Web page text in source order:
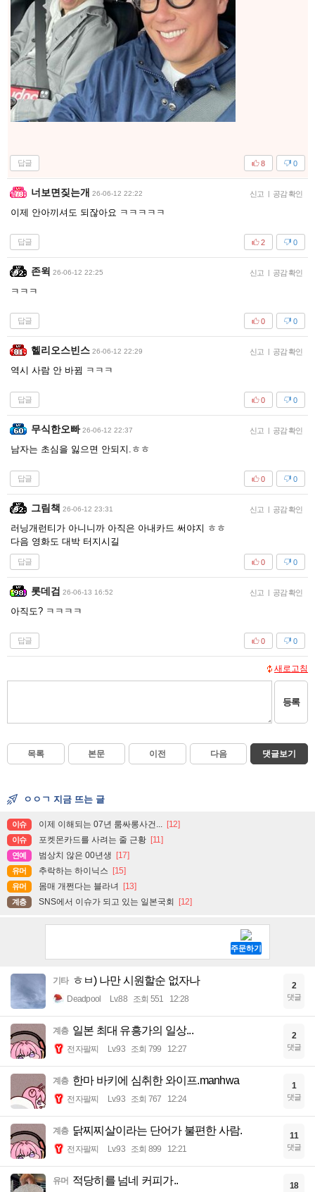
답글 0
8
너보면짖는개 26-06-12 22:22 신고 | 공감 확인
이제 안아끼셔도 되잖아요 ㅋㅋㅋㅋㅋ
답글 0
2
존윅 26-06-12 22:25 신고 | 공감 확인
ㅋㅋㅋ
답글 0
0
헬리오스빈스 26-06-12 22:29 신고 | 공감 확인
역시 사람 안 바뀜 ㅋㅋㅋ
답글 0
0
무식한오빠 26-06-12 22:37 신고 | 공감 확인
남자는 초심을 잃으면 안되지.ㅎㅎ
답글 0
0
그림책 26-06-12 23:31 신고 | 공감 확인
러닝개런티가 아니니까 아직은 아내카드 써야지 ㅎㅎ
다음 영화도 대박 터지시길
답글 0
0
롯데검 26-06-13 16:52 신고 | 공감 확인
아직도? ㅋㅋㅋㅋ
답글 0
0
새로고침
등록
목록 본문 이전 다음 댓글보기
ㅇㅇㄱ 지금 뜨는 글
이슈 이제 이해되는 07년 룸싸롱사건... [12]
이슈 포켓몬카드를 사려는 줄 근황 [11]
연예 범상치 않은 00년생 [17]
유머 추락하는 하이닉스 [15]
유머 몸매 개쩐다는 블라녀 [13]
계층 SNS에서 이슈가 되고 있는 일본국회 [12]
기타 ㅎㅂ) 나만 시원할순 없자나
Deadpool Lv.88 조회 551 12:28
2
댓글
계층 일본 최대 유흥가의 일상...
전자팔찌 Lv.93 조회 799 12:27
2
댓글
계층 한마 바키에 심취한 와이프.manhwa
전자팔찌 Lv.93 조회 767 12:24
1
댓글
계층 닭찌찌살이라는 단어가 불편한 사람.
전자팔찌 Lv.93 조회 899 12:21
11
댓글
유머 적당히를 넘네 커피가.. 18